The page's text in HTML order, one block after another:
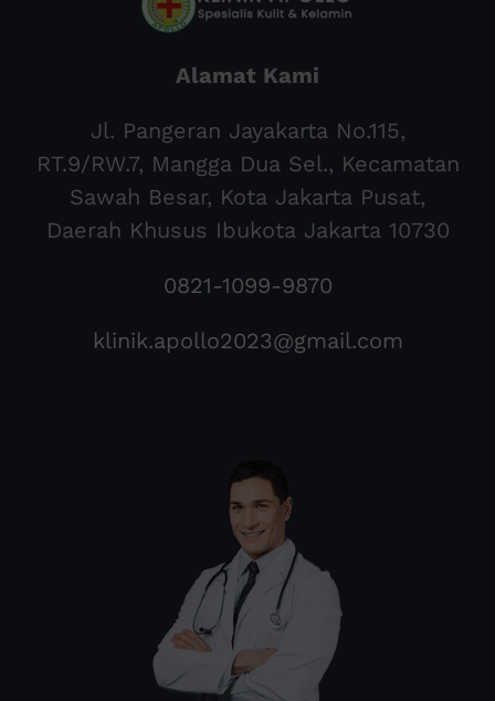
Alamat Kami
Jl. Pangeran Jayakarta No.115,
RT.9/RW.7, Mangga Dua Sel., Kecamatan
Sawah Besar, Kota Jakarta Pusat,
Daerah Khusus Ibukota Jakarta 10730
0821-1099-9870
klinik.apollo2023@gmail.com